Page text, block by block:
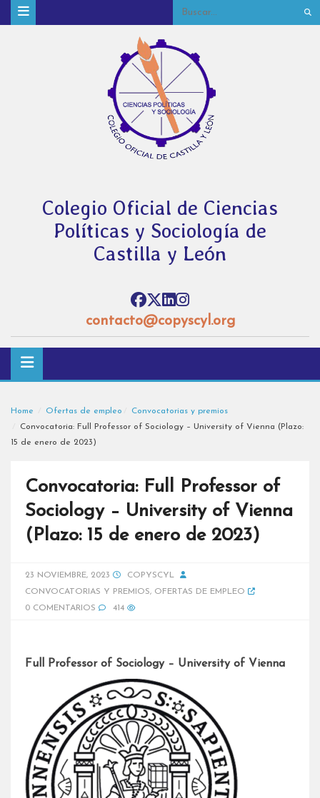
Colegio Oficial de Ciencias
Políticas y Sociología de
Castilla y León
contacto@copyscyl.org
Home Ofertas de empleo
Convocatorias y premios
Convocatoria: Full Professor of Sociology – University of Vienna (Plazo:
15 de enero de 2023)
Convocatoria: Full Professor of
Sociology – University of Vienna
(Plazo: 15 de enero de 2023)
23 NOVIEMBRE, 2023
COPYSCYL
CONVOCATORIAS Y PREMIOS, OFERTAS DE EMPLEO
0 COMENTARIOS
414
Full Professor of Sociology – University of Vienna